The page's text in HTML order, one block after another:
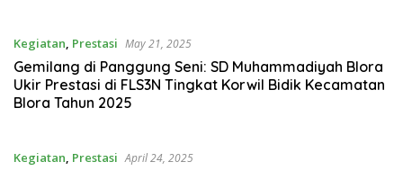
Kegiatan, Prestasi May 21, 2025
Gemilang di Panggung Seni: SD Muhammadiyah Blora
Ukir Prestasi di FLS3N Tingkat Korwil Bidik Kecamatan
Blora Tahun 2025
Kegiatan, Prestasi April 24, 2025